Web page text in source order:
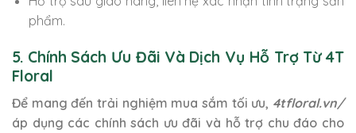
phẩm.
5. Chính Sách Ưu Đãi Và Dịch Vụ Hỗ Trợ Từ 4T
Floral
Để mang đến trải nghiệm mua sắm tối ưu, 4tfloral.vn/
áp dụng các chính sách ưu đãi và hỗ trợ chu đáo cho